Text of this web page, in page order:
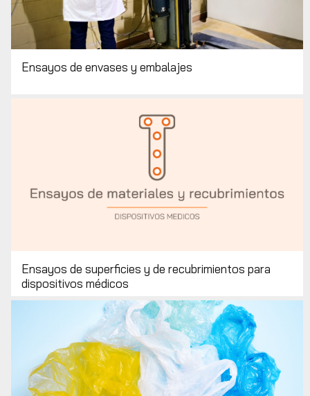
Ensayos de envases y embalajes
Ensayos de superficies y de recubrimientos para
dispositivos médicos